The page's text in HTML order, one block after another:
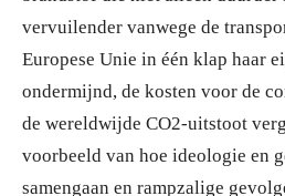
vervuilender vanwege de
Europese Unie in één klap haar
ondermijnd, de kosten voor de
de wereldwijde CO2-uitstoot
voorbeeld van hoe ideologie en
samengaan en rampzalige